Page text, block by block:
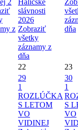
2
z
Haličské
slávnosti
2026
Zobraziť
všetky
záznamy z
dňa
dňa
22 23
29
1
ROZLÚČKA
S LETOM
VO
VIDINEJ
30
1
S
VO